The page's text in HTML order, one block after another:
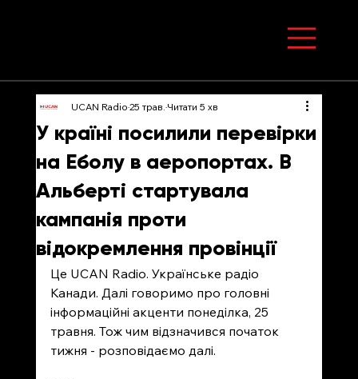
У країні посилили перевірки
на Еболу в аеропортах. В
Альберті стартувала
кампанія проти
відокремлення провінції
UCAN Radio25 трав. Читати 5 хв
Це UCAN Radio. Українське радіо
Канади. Далі говоримо про головні
інформаційні акценти понеділка, 25
травня. Тож чим відзначився початок
тижня - розповідаємо далі.